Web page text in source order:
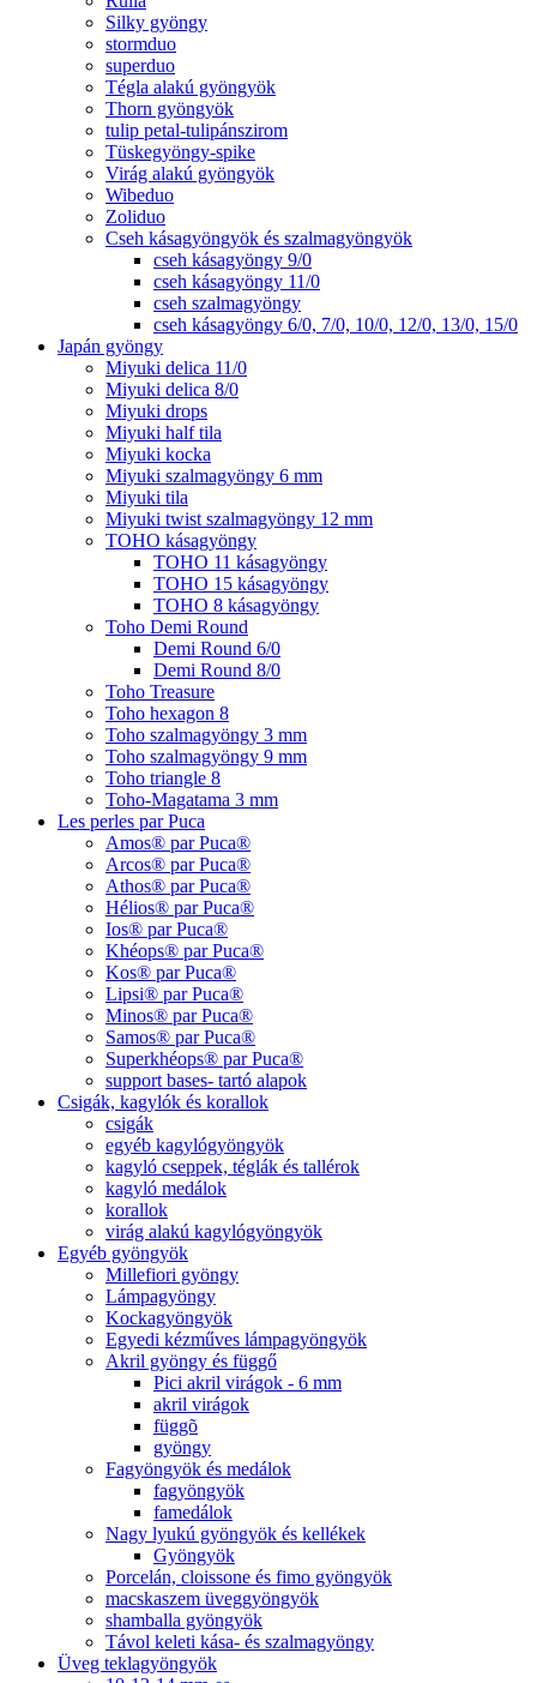
Silky gyöngy
stormduo
superduo
Tégla alakú gyöngyök
Thorn gyöngyök
tulip petal-tulipánszirom
Tüskegyöngy-spike
Virág alakú gyöngyök
Wibeduo
Zoliduo
Cseh kásagyöngyök és szalmagyöngyök
cseh kásagyöngy 9/0
cseh kásagyöngy 11/0
cseh szalmagyöngy
cseh kásagyöngy 6/0, 7/0, 10/0, 12/0, 13/0, 15/0
Japán gyöngy
Miyuki delica 11/0
Miyuki delica 8/0
Miyuki drops
Miyuki half tila
Miyuki kocka
Miyuki szalmagyöngy 6 mm
Miyuki tila
Miyuki twist szalmagyöngy 12 mm
TOHO kásagyöngy
TOHO 11 kásagyöngy
TOHO 15 kásagyöngy
TOHO 8 kásagyöngy
Toho Demi Round
Demi Round 6/0
Demi Round 8/0
Toho Treasure
Toho hexagon 8
Toho szalmagyöngy 3 mm
Toho szalmagyöngy 9 mm
Toho triangle 8
Toho-Magatama 3 mm
Les perles par Puca
Amos® par Puca®
Arcos® par Puca®
Athos® par Puca®
Hélios® par Puca®
Ios® par Puca®
Khéops® par Puca®
Kos® par Puca®
Lipsi® par Puca®
Minos® par Puca®
Samos® par Puca®
Superkhéops® par Puca®
support bases- tartó alapok
Csigák, kagylók és korallok
csigák
egyéb kagylógyöngyök
kagyló cseppek, téglák és tallérok
kagyló medálok
korallok
virág alakú kagylógyöngyök
Egyéb gyöngyök
Millefiori gyöngy
Lámpagyöngy
Kockagyöngyök
Egyedi kézműves lámpagyöngyök
Akril gyöngy és függő
Pici akril virágok - 6 mm
akril virágok
függõ
gyöngy
Fagyöngyök és medálok
fagyöngyök
famedálok
Nagy lyukú gyöngyök és kellékek
Gyöngyök
Porcelán, cloissone és fimo gyöngyök
macskaszem üveggyöngyök
shamballa gyöngyök
Távol keleti kása- és szalmagyöngy
Üveg teklagyöngyök